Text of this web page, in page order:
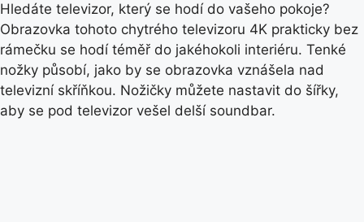
Hledáte televizor, který se hodí do vašeho pokoje?
Obrazovka tohoto chytrého televizoru 4K prakticky bez
rámečku se hodí téměř do jakéhokoli interiéru. Tenké
nožky působí, jako by se obrazovka vznášela nad
televizní skříňkou. Nožičky můžete nastavit do šířky,
aby se pod televizor vešel delší soundbar.